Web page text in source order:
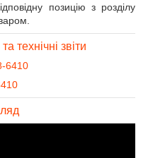
позицію з розділу
технічні звіти
6410